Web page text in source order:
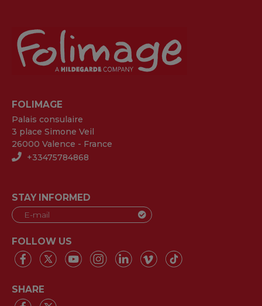
FOLIMAGE
Palais consulaire
3 place Simone Veil
26000 Valence - France
+33475784868
STAY INFORMED
FOLLOW US
SHARE